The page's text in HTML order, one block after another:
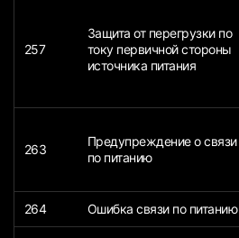
257
Защита от перегрузки по
току первичной стороны
источника питания
263
Предупреждение о связи
по питанию
264 Ошибка связи по питанию